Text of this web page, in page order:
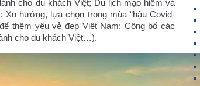
cho du khách Việt; Du lịch mạo hiểm và
Xu hướng, lựa chọn trong mùa “hậu Covid-
thêm yêu vẻ đẹp Việt Nam; Công bố các
cho du khách Việt…).